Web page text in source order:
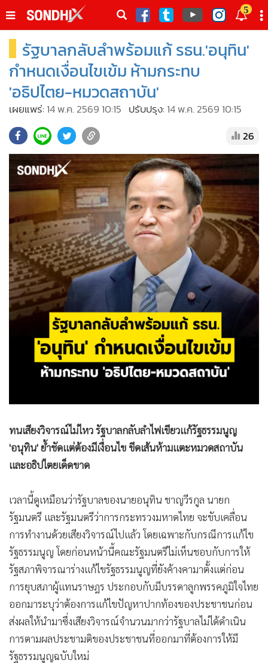
ดต
5
หน้าหลัก
•
Social
• World Talk
• ผู้เฒ่าเล่าเรื่อง
• ข่าวลึกปมลับ
• Exclusive Health
• ผู้จัดกวน
น่าสนใจ
ข่าวอัพเดต
• เศรษฐกิจ-ธุรกิจ
• สังคม-โซเชียล
รัฐบาลกลับลำพร้อมแก้ รธน.'อนุทิน'
กำหนดเงื่อนไขเข้ม ห้ามกระทบ
'อธิปไตย-หมวดสถาบัน'
เผยแพร่: 14 พ.ค. 2569 10:15 ปรับปรุง: 14 พ.ค. 2569 10:15
26
ทนเสียงวิจารณ์ไม่ไหว รัฐบาลกลับลำไฟเขียวแก้รัฐธรรมนูญ
'อนุทิน' ย้ำชัดแต่ต้องมีเงื่อนไข ขีดเส้นห้ามแตะหมวดสถาบัน
และอธิปไตยเด็ดขาด
เวลานี้ดูเหมือนว่ารัฐบาลของนายอนุทิน ชาญวีรกูล นายก
รัฐมนตรี และรัฐมนตรีว่าการกระทรวงมหาดไทย จะขับเคลื่อน
การทำงานด้วยเสียงวิจารณ์ไปแล้ว โดยเฉพาะกับกรณีการแก้ไข
รัฐธรรมนูญ โดยก่อนหน้านี้คณะรัฐมนตรีไม่เห็นชอบกับการให้
รัฐสภาพิจารณาร่างแก้ไขรัฐธรรมนูญที่ยังค้างคามาตั้งแต่ก่อน
การยุบสภาผู้แทนราษฎร ประกอบกับมีบรรดาลูกพรรคภูมิใจไทย
ออกมาระบุว่าต้องการแก้ไขปัญหาปากท้องของประชาชนก่อน
ส่งผลให้นำมาซึ่งเสียงวิจารณ์จำนวนมากว่ารัฐบาลไม่ได้ดำเนิน
การตามผลประชามติของประชาชนที่ออกมาที่ต้องการให้มี
รัฐธรรมนูญฉบับใหม่